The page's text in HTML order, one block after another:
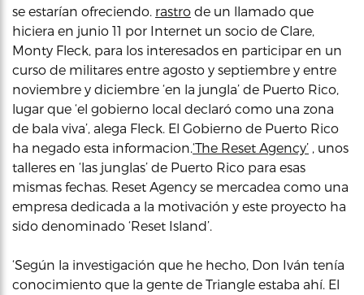
se estarían ofreciendo. rastro de un llamado que
hiciera en junio 11 por Internet un socio de Clare,
Monty Fleck, para los interesados en participar en un
curso de militares entre agosto y septiembre y entre
noviembre y diciembre ‘en la jungla’ de Puerto Rico,
lugar que ‘el gobierno local declaró como una zona
de bala viva’, alega Fleck. El Gobierno de Puerto Rico
ha negado esta informacion.‘The Reset Agency’ , unos
talleres en ‘las junglas’ de Puerto Rico para esas
mismas fechas. Reset Agency se mercadea como una
empresa dedicada a la motivación y este proyecto ha
sido denominado ‘Reset Island’.
‘Según la investigación que he hecho, Don Iván tenía
conocimiento que la gente de Triangle estaba ahí. El